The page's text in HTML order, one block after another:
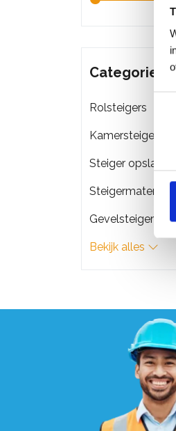
Categorieën
Rolsteigers
Kamersteigers
Steiger opslag &
Steigermateriaal
Gevelsteigers
Bekijk alles